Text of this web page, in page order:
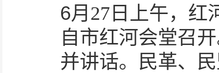
6月 27 日上午，红
自市红河会堂召开
并讲话。 民革、